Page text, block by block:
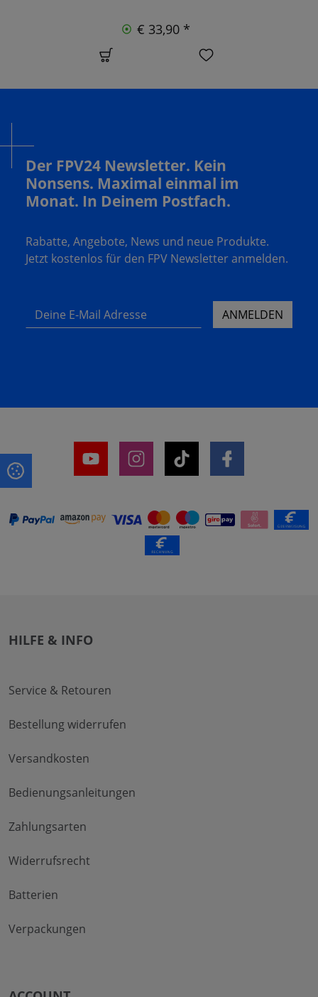
€ 33,90 *
Der FPV24 Newsletter. Kein
Nonsens. Maximal einmal im
Monat. In Deinem Postfach.
Rabatte, Angebote, News und neue Produkte.
Jetzt kostenlos für den FPV Newsletter anmelden.
Deine E-Mail Adresse ANMELDEN
HILFE & INFO
Service & Retouren
Bestellung widerrufen
Versandkosten
Bedienungsanleitungen
Zahlungsarten
Widerrufsrecht
Batterien
Verpackungen